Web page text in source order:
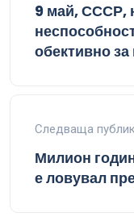
9 май, СССР,
обективно
Следваща
Милион
е ловувал